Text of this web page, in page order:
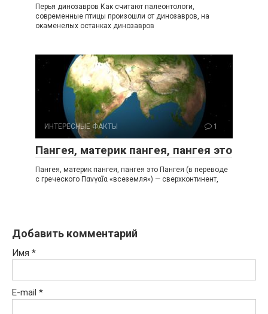
Перья динозавров Как считают палеонтологи,
современные птицы произошли от динозавров, на
окаменелых останках динозавров
ИНТЕРЕСНЫЕ ФАКТЫ 1
Пангея, материк пангея, пангея это
Пангея, материк пангея, пангея это Пангея (в переводе
с греческого Πανγαῖα «всеземля») — сверхконтинент,
Добавить комментарий
Имя *
E-mail *